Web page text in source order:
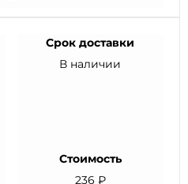
Срок доставки
В наличии
Стоимость
236 ₽